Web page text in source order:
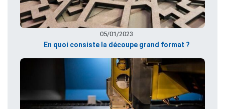
05/01/2023
En quoi consiste la découpe grand format ?